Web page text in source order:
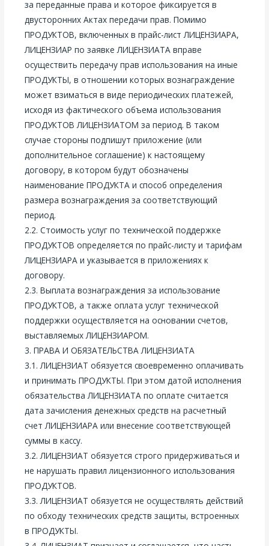
за переданные права и которое фиксируется в
двусторонних Актах передачи прав. Помимо
ПРОДУКТОВ, включенных в прайс-лист ЛИЦЕНЗИАРА,
ЛИЦЕНЗИАР по заявке ЛИЦЕНЗИАТА вправе
осуществить передачу прав использования на иные
ПРОДУКТЫ, в отношении которых вознаграждение
может взиматься в виде периодических платежей,
исходя из фактического объема использования
ПРОДУКТОВ ЛИЦЕНЗИАТОМ за период. В таком
случае стороны подпишут приложение (или
дополнительное соглашение) к настоящему
договору, в котором будут обозначены
наименование ПРОДУКТА и способ определения
размера вознаграждения за соответствующий
период.
2.2. Стоимость услуг по технической поддержке
ПРОДУКТОВ определяется по прайс-листу и тарифам
ЛИЦЕНЗИАРА и указывается в приложениях к
договору.
2.3. Выплата вознаграждения за использование
ПРОДУКТОВ, а также оплата услуг технической
поддержки осуществляется на основании счетов,
выставляемых ЛИЦЕНЗИАРОМ.
3. ПРАВА И ОБЯЗАТЕЛЬСТВА ЛИЦЕНЗИАТА
3.1. ЛИЦЕНЗИАТ обязуется своевременно оплачивать
и принимать ПРОДУКТЫ. При этом датой исполнения
обязательства ЛИЦЕНЗИАТА по оплате считается
дата зачисления денежных средств на расчетный
счет ЛИЦЕНЗИАРА или внесение соответствующей
суммы в кассу.
3.2. ЛИЦЕНЗИАТ обязуется строго придерживаться и
не нарушать правил лицензионного использования
ПРОДУКТОВ.
3.3. ЛИЦЕНЗИАТ обязуется не осуществлять действий
по обходу технических средств защиты, встроенных
в ПРОДУКТЫ.